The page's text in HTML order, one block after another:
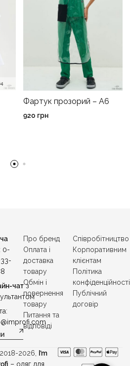
Фартук прозорий – A6
920 грн
: 0-
чатз
Про бренд
Оплата і
доставка
товару
Обмін і
повернення
товару
Питання та
відповіді
Співробітництво
Корпоративним
клієнтам
Політика
конфіденційності
Публічний
договір
2026, I’m
– одяг для